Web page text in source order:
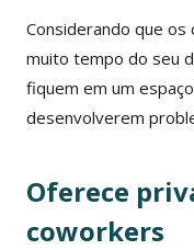
Considerando que
muito tempo do seu
fiquem em um
desenvolverem
Oferece
coworkers